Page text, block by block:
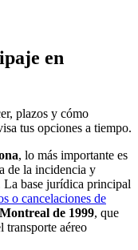
en
plazos y cómo
tus opciones a tiempo.
, lo más importante es
de la incidencia y
La base jurídica principal
o cancelaciones de
de 1999, que
transporte aéreo